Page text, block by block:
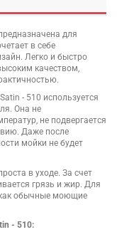
для
в себе
Легко и быстро
качеством,
- 510 используется
Она не
не подвергается
Даже после
мойки не будет
в уходе. За счет
грязь и жир. Для
обычные моющие
- 510: